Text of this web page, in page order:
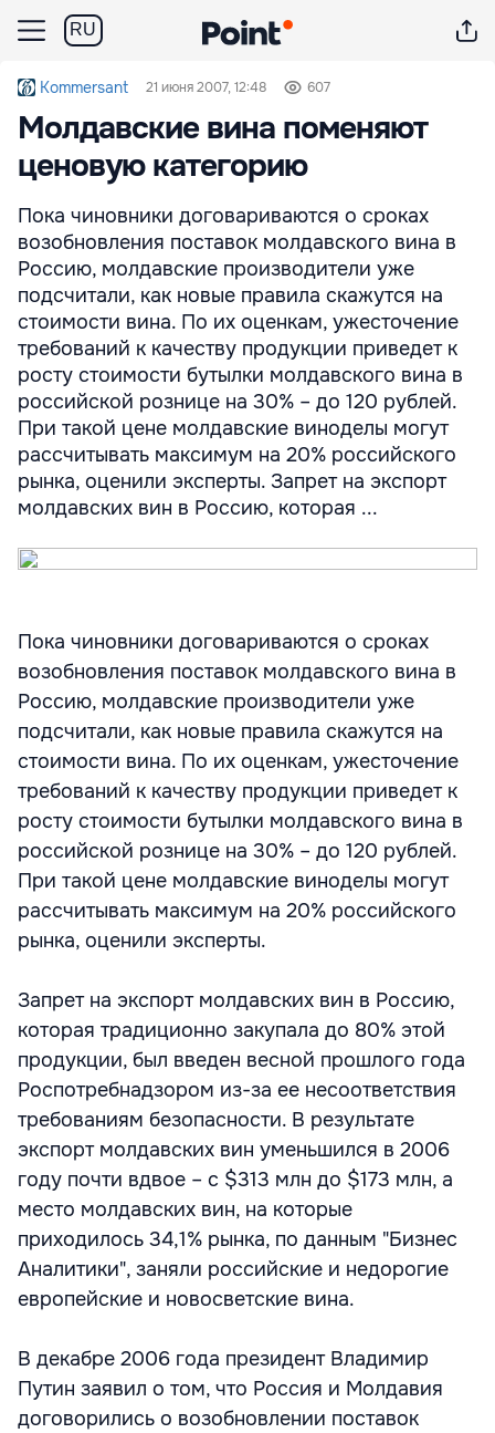
RU
Kommersant 21 июня 2007, 12:48 607
Молдавские вина поменяют
ценовую категорию
Пока чиновники договариваются о сроках
возобновления поставок молдавского вина в
Россию, молдавские производители уже
подсчитали, как новые правила скажутся на
стоимости вина. По их оценкам, ужесточение
требований к качеству продукции приведет к
росту стоимости бутылки молдавского вина в
российской рознице на 30% – до 120 рублей.
При такой цене молдавские виноделы могут
рассчитывать максимум на 20% российского
рынка, оценили эксперты. Запрет на экспорт
молдавских вин в Россию, которая ...
Пока чиновники договариваются о сроках
возобновления поставок молдавского вина в
Россию, молдавские производители уже
подсчитали, как новые правила скажутся на
стоимости вина. По их оценкам, ужесточение
требований к качеству продукции приведет к
росту стоимости бутылки молдавского вина в
российской рознице на 30% – до 120 рублей.
При такой цене молдавские виноделы могут
рассчитывать максимум на 20% российского
рынка, оценили эксперты.
Запрет на экспорт молдавских вин в Россию,
которая традиционно закупала до 80% этой
продукции, был введен весной прошлого года
Роспотребнадзором из-за ее несоответствия
требованиям безопасности. В результате
экспорт молдавских вин уменьшился в 2006
году почти вдвое – с $313 млн до $173 млн, а
место молдавских вин, на которые
приходилось 34,1% рынка, по данным "Бизнес
Аналитики", заняли российские и недорогие
европейские и новосветские вина.
В декабре 2006 года президент Владимир
Путин заявил о том, что Россия и Молдавия
договорились о возобновлении поставок